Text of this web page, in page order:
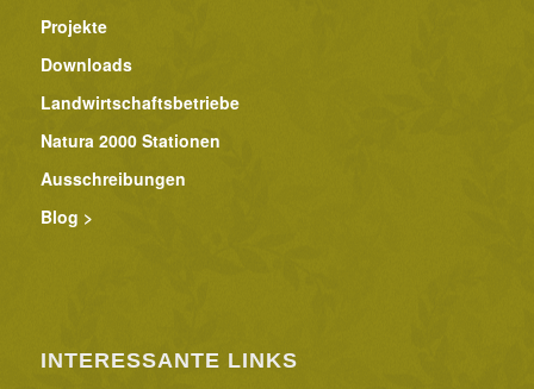
Projekte
Downloads
Landwirtschaftsbetriebe
Natura 2000 Stationen
Ausschreibungen
Blog >
INTERESSANTE LINKS